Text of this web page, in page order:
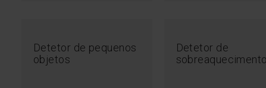
Detetor de pequenos
objetos
Detetor de
sobreaquecimento